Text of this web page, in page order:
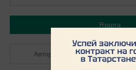
Язарга
Авторлашырга